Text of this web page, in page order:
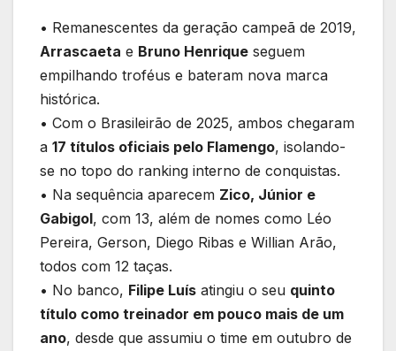
• Remanescentes da geração campeã de 2019,
Arrascaeta e Bruno Henrique seguem
empilhando troféus e bateram nova marca
histórica.
• Com o Brasileirão de 2025, ambos chegaram
a 17 títulos oficiais pelo Flamengo, isolando-
se no topo do ranking interno de conquistas.
• Na sequência aparecem Zico, Júnior e
Gabigol, com 13, além de nomes como Léo
Pereira, Gerson, Diego Ribas e Willian Arão,
todos com 12 taças.
• No banco, Filipe Luís atingiu o seu quinto
título como treinador em pouco mais de um
ano, desde que assumiu o time em outubro de